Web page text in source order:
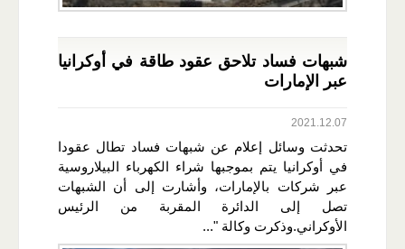
شبهات فساد تلاحق عقود طاقة في أوكرانيا
عبر الإمارات
2021.12.07
تحدثت وسائل إعلام عن شبهات فساد تطال عقودا
في أوكرانيا يتم بموجبها شراء الكهرباء البيلاروسية
عبر شركات بالإمارات، وأشارت إلى أن الشبهات
تصل إلى الدائرة المقربة من الرئيس
الأوكراني.وذكرت وكالة "...